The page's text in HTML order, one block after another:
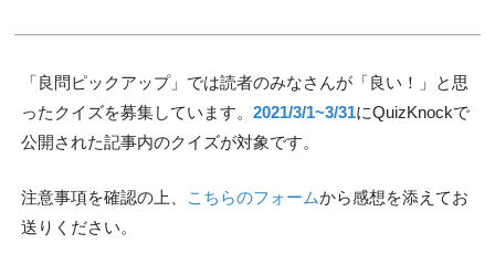
「良問ピックアップ」では読者のみなさんが「良い！」と思
ったクイズを募集しています。 2021/3/1~3/31にQuizKnockで
公開された記事内のクイズが対象です。
注意事項を確認の上、 こちらのフォームから感想を添えてお
送りください。